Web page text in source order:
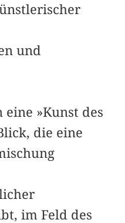
und
eine »Kunst des
die eine
im Feld des